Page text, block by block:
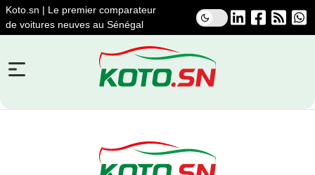
Koto.sn | Le premier comparateur
de voitures neuves au Sénégal